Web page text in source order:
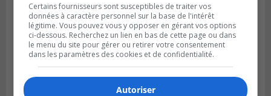
Le RTL dévoile sa nouvelle flotte de
transport adapté
Certains fournisseurs sont susceptibles de traiter vos
données à caractère personnel sur la base de l'intérêt
légitime. Vous pouvez vous y opposer en gérant vos options
ci-dessous. Recherchez un lien en bas de cette page ou dans
le menu du site pour gérer ou retirer votre consentement
dans les paramètres des cookies et de confidentialité.
Autoriser